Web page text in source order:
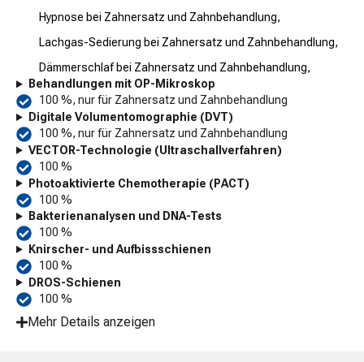
Hypnose bei Zahnersatz und Zahnbehandlung,
Lachgas-Sedierung bei Zahnersatz und Zahnbehandlung,
Dämmerschlaf bei Zahnersatz und Zahnbehandlung,
Behandlungen mit OP-Mikroskop
100 %, nur für Zahnersatz und Zahnbehandlung
Digitale Volumentomographie (DVT)
100 %, nur für Zahnersatz und Zahnbehandlung
VECTOR-Technologie (Ultraschallverfahren)
100 %
Photoaktivierte Chemotherapie (PACT)
100 %
Bakterienanalysen und DNA-Tests
100 %
Knirscher- und Aufbissschienen
100 %
DROS-Schienen
100 %
Mehr Details anzeigen